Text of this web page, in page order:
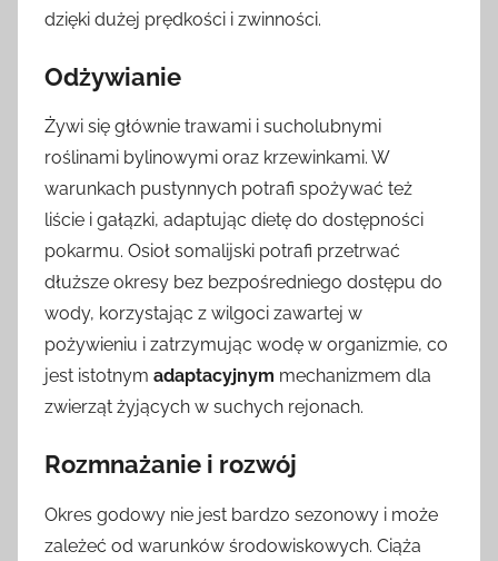
dzięki dużej prędkości i zwinności.
Odżywianie
Żywi się głównie trawami i sucholubnymi
roślinami bylinowymi oraz krzewinkami. W
warunkach pustynnych potrafi spożywać też
liście i gałązki, adaptując dietę do dostępności
pokarmu. Osioł somalijski potrafi przetrwać
dłuższe okresy bez bezpośredniego dostępu do
wody, korzystając z wilgoci zawartej w
pożywieniu i zatrzymując wodę w organizmie, co
jest istotnym adaptacyjnym mechanizmem dla
zwierząt żyjących w suchych rejonach.
Rozmnażanie i rozwój
Okres godowy nie jest bardzo sezonowy i może
zależeć od warunków środowiskowych. Ciąża